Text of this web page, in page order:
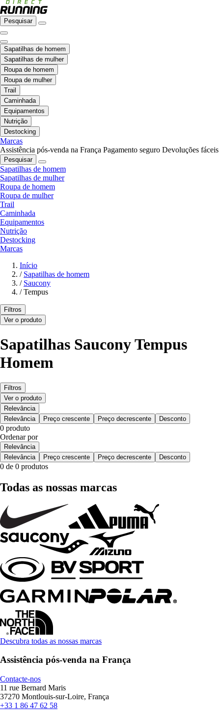
Pesquisar
Sapatilhas de homem
Sapatilhas de mulher
Roupa de homem
Roupa de mulher
Trail
Caminhada
Equipamentos
Nutrição
Destocking
Marcas
Assistência pós-venda na França Pagamento seguro Devoluções fáceis
Pesquisar
Sapatilhas de homem
Sapatilhas de mulher
Roupa de homem
Roupa de mulher
Trail
Caminhada
Equipamentos
Nutrição
Destocking
Marcas
Início
/ Sapatilhas de homem
/ Saucony
/ Tempus
Filtros
Ver o produto
Sapatilhas Saucony Tempus
Homem
Filtros
Ver o produto
Relevância
Relevância
Preço crescente Preço decrescente Desconto
0 produto
Ordenar por
Relevância
Relevância
Preço crescente Preço decrescente Desconto
0 de 0 produtos
Todas as nossas marcas
Descubra todas as nossas marcas
Assistência pós-venda na França
Contacte-nos
11 rue Bernard Maris
37270 Montlouis-sur-Loire, França
+33 1 86 47 62 58